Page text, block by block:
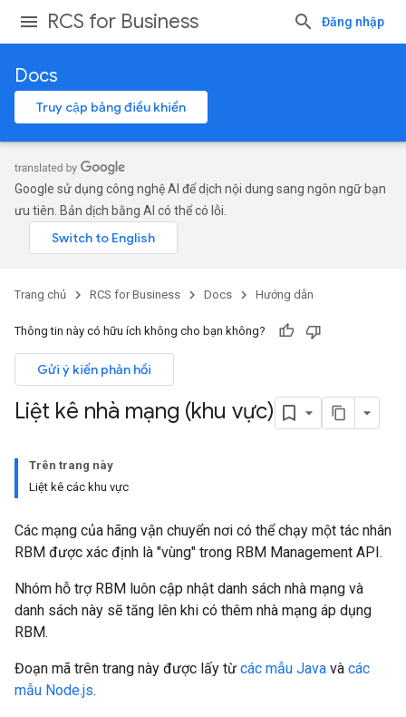
RCS for Business Đăng nhập
Docs
Truy cập bảng điều khiển
Google sử dụng công nghệ AI để dịch nội dung sang ngôn ngữ bạn
ưu tiên. Bản dịch bằng AI có thể có lỗi.
Trang chủ RCS for Business Docs Hướng dẫn
Thông tin này có hữu ích không cho bạn không?
Gửi ý kiến phản hồi
Liệt kê nhà mạng (khu vực)
Trên trang này
Liệt kê các khu vực
Các mạng của hãng vận chuyển nơi có thể chạy một tác nhân
RBM được xác định là "vùng" trong RBM Management API.
Nhóm hỗ trợ RBM luôn cập nhật danh sách nhà mạng và
danh sách này sẽ tăng lên khi có thêm nhà mạng áp dụng
RBM.
Đoạn mã trên trang này được lấy từ các mẫu Java và các
mẫu Node.js.